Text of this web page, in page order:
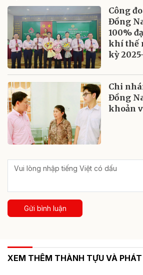
Công
Đồng
100%
khí thế
kỳ
Chi
Đồng
khoản
Gửi bình luận
XEM THÊM THÀNH TỰU VÀ PHÁT